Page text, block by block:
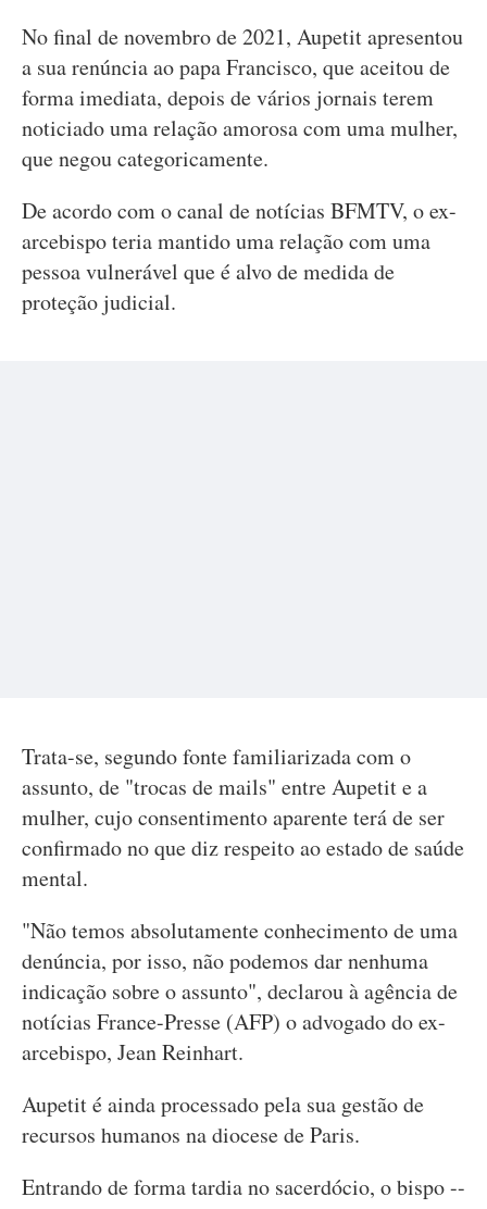
No final de novembro de 2021, Aupetit apresentou
a sua renúncia ao papa Francisco, que aceitou de
forma imediata, depois de vários jornais terem
noticiado uma relação amorosa com uma mulher,
que negou categoricamente.
De acordo com o canal de notícias BFMTV, o ex-
arcebispo teria mantido uma relação com uma
pessoa vulnerável que é alvo de medida de
proteção judicial.
Trata-se, segundo fonte familiarizada com o
assunto, de "trocas de mails" entre Aupetit e a
mulher, cujo consentimento aparente terá de ser
confirmado no que diz respeito ao estado de saúde
mental.
"Não temos absolutamente conhecimento de uma
denúncia, por isso, não podemos dar nenhuma
indicação sobre o assunto", declarou à agência de
notícias France-Presse (AFP) o advogado do ex-
arcebispo, Jean Reinhart.
Aupetit é ainda processado pela sua gestão de
recursos humanos na diocese de Paris.
Entrando de forma tardia no sacerdócio, o bispo --